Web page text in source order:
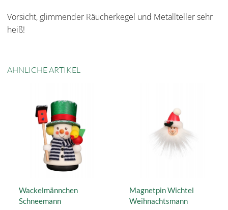
Vorsicht, glimmender Räucherkegel und Metallteller sehr
heiß!
ÄHNLICHE ARTIKEL
Wackelmännchen
Schneemann
Magnetpin Wichtel
Weihnachtsmann